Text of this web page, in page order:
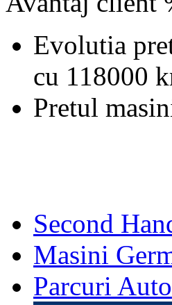
Evolutia
cu 118000
Pretul
Second
Masini
Parcuri Auto